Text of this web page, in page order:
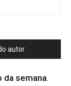
autor
da semana.